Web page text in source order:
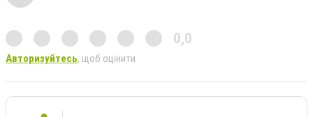
0,0
Авторизуйтесь, щоб оцінити